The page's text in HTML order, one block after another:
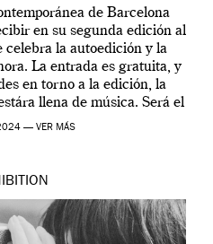
de Barcelona
en su segunda edición al
la autoedición y la
La entrada es gratuita, y
en torno a la edición, la
llena de música. Será el
[…]
— VER MÁS